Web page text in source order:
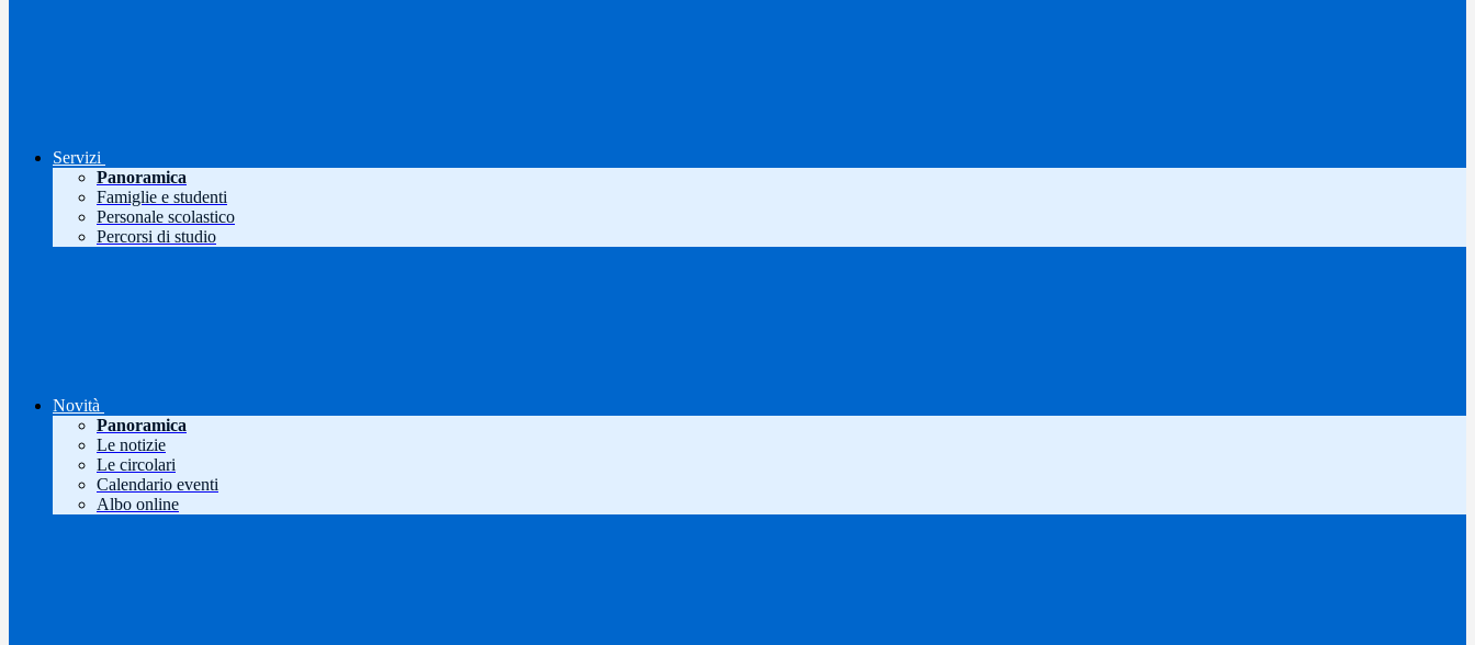
Servizi
Panoramica
Famiglie e studenti
Personale scolastico
Percorsi di studio
Novità
Panoramica
Le notizie
Le circolari
Calendario eventi
Albo online